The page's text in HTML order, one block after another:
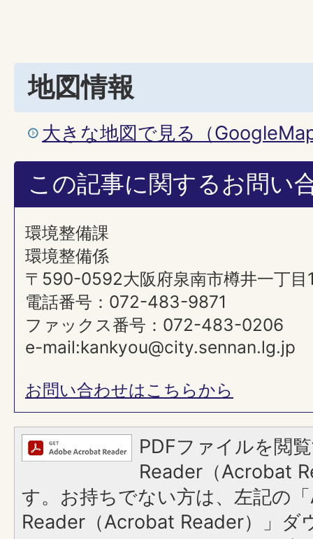
地図情報
大きな地図で見る（
この記事に関するお問い
環境整備課
環境整備係
〒590-0592大阪府泉南市樽井一丁目
電話番号：072-483-9871
ファックス番号：072-483-0206
e-mail:kankyou@city.sennan.lg.jp
お問い合わせはこちらから
PDFファイルを閲
Reader（Acrobat
す。お持ちでない方は、左記の
Reader（Acrobat Reader）」ダ